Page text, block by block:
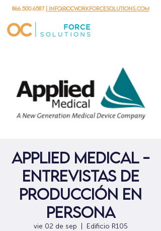
866.500.6587 | info@ocworkforcesolutions.com
Applied Medical -
Entrevistas de
producción en
persona
vie 02 de sep Edificio R105